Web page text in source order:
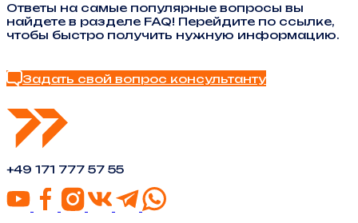
Ответы на самые популярные вопросы вы
найдете в разделе FAQ! Перейдите по ссылке,
чтобы быстро получить нужную информацию.
Задать свой вопрос консультанту
+49 171 777 57 55